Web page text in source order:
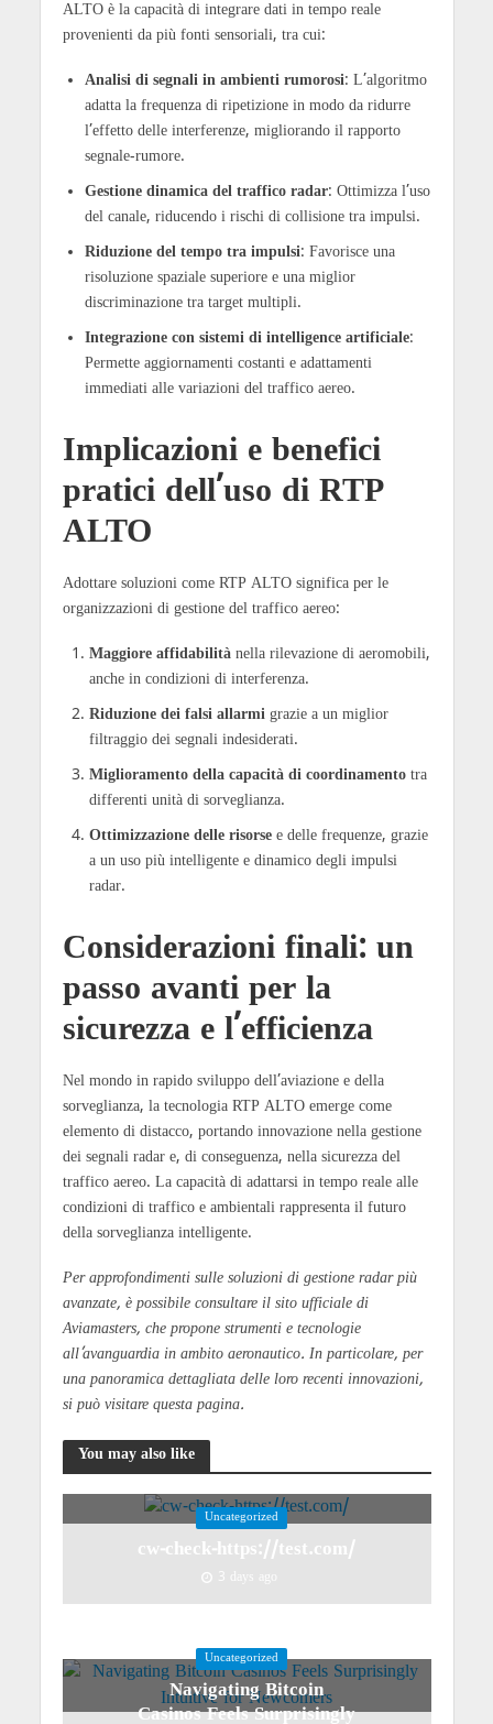
ALTO è la capacità di integrare dati in tempo reale
provenienti da più fonti sensoriali, tra cui:
Analisi di segnali in ambienti rumorosi: L’algoritmo
adatta la frequenza di ripetizione in modo da ridurre
l’effetto delle interferenze, migliorando il rapporto
segnale-rumore.
Gestione dinamica del traffico radar: Ottimizza l’uso
del canale, riducendo i rischi di collisione tra impulsi.
Riduzione del tempo tra impulsi: Favorisce una
risoluzione spaziale superiore e una miglior
discriminazione tra target multipli.
Integrazione con sistemi di intelligence artificiale:
Permette aggiornamenti costanti e adattamenti
immediati alle variazioni del traffico aereo.
Implicazioni e benefici
pratici dell’uso di RTP
ALTO
Adottare soluzioni come RTP ALTO significa per le
organizzazioni di gestione del traffico aereo:
Maggiore affidabilitànella rilevazione di aeromobili,
anche in condizioni di interferenza.
Riduzione dei falsi allarmigrazie a un miglior
filtraggio dei segnali indesiderati.
Miglioramento della capacità di coordinamentotra
differenti unità di sorveglianza.
Ottimizzazione delle risorsee delle frequenze, grazie
a un uso più intelligente e dinamico degli impulsi
radar.
Considerazioni finali: un
passo avanti per la
sicurezza e l’efficienza
Nel mondo in rapido sviluppo dell’aviazione e della
sorveglianza, la tecnologia RTP ALTO emerge come
elemento di distacco, portando innovazione nella gestione
dei segnali radar e, di conseguenza, nella sicurezza del
traffico aereo. La capacità di adattarsi in tempo reale alle
condizioni di traffico e ambientali rappresenta il futuro
della sorveglianza intelligente.
Per approfondimenti sulle soluzioni di gestione radar più
avanzate, è possibile consultare il sito ufficiale di
Aviamasters, che propone strumenti e tecnologie
all’avanguardia in ambito aeronautico. In particolare, per
una panoramica dettagliata delle loro recenti innovazioni,
si può visitare questa pagina.
You may also like
Uncategorized
cw-check-https://test.com/
3 days ago
Uncategorized
Navigating Bitcoin
Casinos Feels Surprisingly